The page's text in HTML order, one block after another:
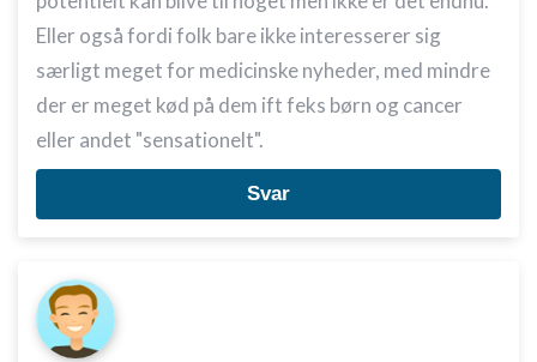
Eller også fordi folk bare ikke interesserer sig
særligt meget for medicinske nyheder, med mindre
der er meget kød på dem ift feks børn og cancer
eller andet "sensationelt".
Svar